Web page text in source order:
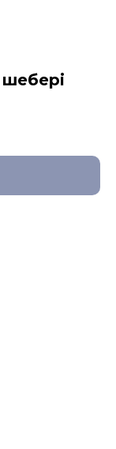
шебері